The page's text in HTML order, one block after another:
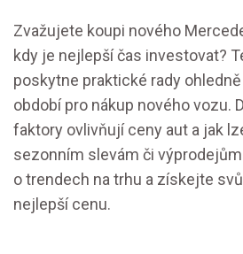
Zvažujete koupi nového
kdy je nejlepší čas investovat?
poskytne praktické rady
období pro nákup nového vozu.
faktory ovlivňují ceny aut a jak
sezonním slevám či
o trendech na trhu a získejte
nejlepší cenu.